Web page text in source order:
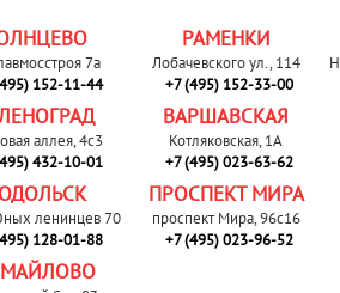
7а
152-11-44
РАМЕНКИ
Лобачевского ул., 114
+7 (495) 152-33-00
аллея, 4с3
432-10-01
ВАРШАВСКАЯ
Котляковская, 1А
+7 (495) 023-63-62
ленинцев 70
128-01-88
ПРОСПЕКТ МИРА
проспект Мира, 96с16
+7 (495) 023-96-52